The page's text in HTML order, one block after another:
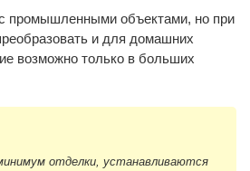
промышленными объектами, но при
и для домашних
возможно только в больших
отделки, устанавливаются